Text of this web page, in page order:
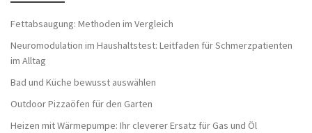
Fettabsaugung: Methoden im Vergleich
Neuromodulation im Haushaltstest: Leitfaden für Schmerzpatienten
im Alltag
Bad und Küche bewusst auswählen
Outdoor Pizzaöfen für den Garten
Heizen mit Wärmepumpe: Ihr cleverer Ersatz für Gas und Öl